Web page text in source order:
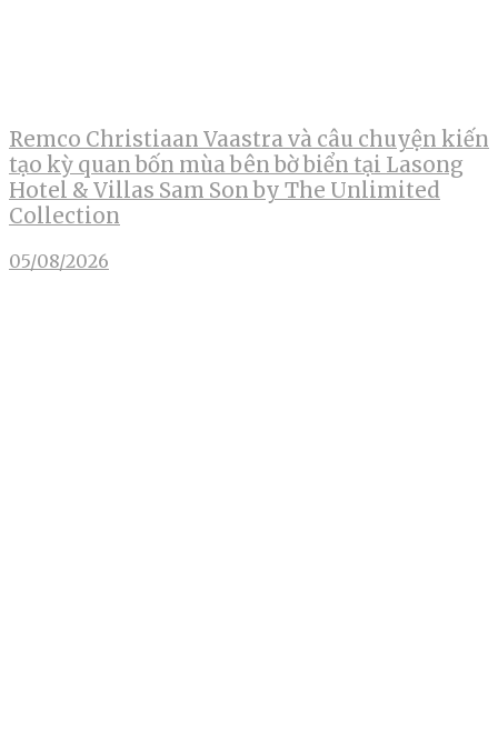
Remco Christiaan Vaastra và câu chuyện kiến
tạo kỳ quan bốn mùa bên bờ biển tại Lasong
Hotel & Villas Sam Son by The Unlimited
Collection
05/08/2026